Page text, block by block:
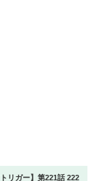
リガー】第221話 222